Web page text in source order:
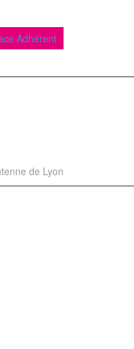
Adhérent
de Lyon